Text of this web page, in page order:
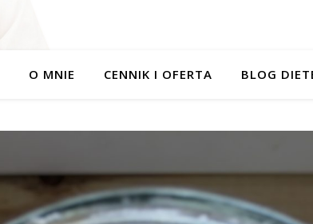
O MNIE CENNIK I OFERTA BLOG